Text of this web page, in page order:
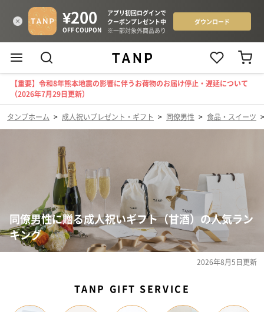
【重要】令和8年熊本地震の影響に伴うお荷物のお届け停止・遅延について
（2026年7月29日更新）
タンプホーム > 成人祝いプレゼント・ギフト > 同僚男性 > 食品・スイーツ
同僚男性に贈る成人祝いギフト（甘酒）の人気ラン
キング
2026年8月5日更新
TANP GIFT SERVICE